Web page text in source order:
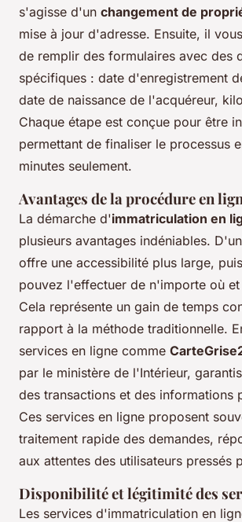
s'agisse d'un changement de
mise à jour d'adresse. Ensuite, il
de remplir des formulaires avec des
spécifiques : date d'enregistrement
date de naissance de l'acquéreur,
Chaque étape est conçue pour être
permettant de finaliser le processus
minutes seulement.
Avantages de la procédure en
La démarche d'immatriculation en
plusieurs avantages indéniables.
offre une accessibilité plus large,
pouvez l'effectuer de n'importe où
Cela représente un gain de temps
rapport à la méthode traditionnelle.
services en ligne comme
par le ministère de l'Intérieur,
des transactions et des informations
Ces services en ligne proposent
traitement rapide des demandes,
aux attentes des utilisateurs pressés
Disponibilité et légitimité des
Les services d'immatriculation en